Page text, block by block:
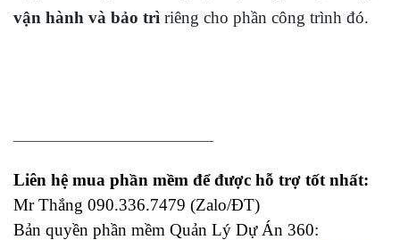
vận hành và bảo trì riêng cho phần công trình đó.
Liên hệ mua phần mềm để được hỗ trợ tốt nhất:
Mr Thắng 090.336.7479 (Zalo/ĐT)
Bản quyền phần mềm Quản Lý Dự Án 360: